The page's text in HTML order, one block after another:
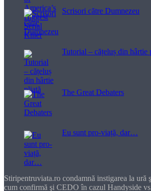
Scrisori către Dumnezeu
Tutorial – cățeluș din hârtie
The Great Debaters
Eu sunt pro-viață, dar…
Stiripentruviata.ro condamnă instigarea la ură
cum confirmă şi CEDO în cazul Handyside